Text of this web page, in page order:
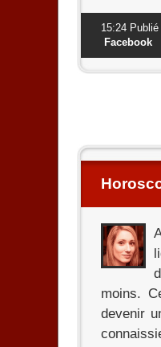
15:24 Publié
Facebook
moins.
devenir